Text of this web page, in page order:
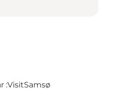
:VisitSamsø